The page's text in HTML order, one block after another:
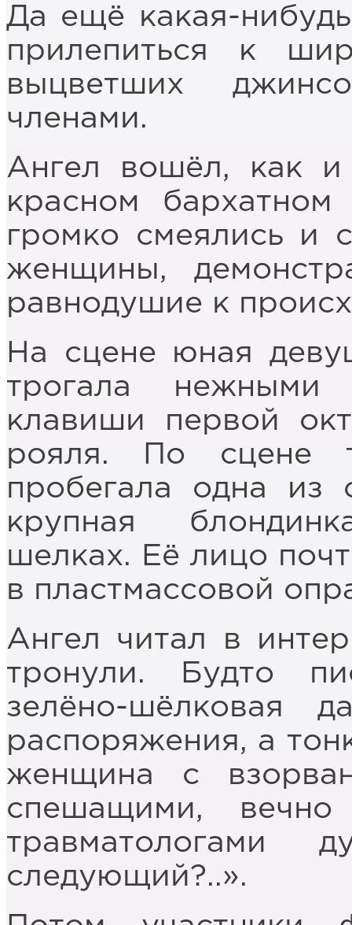
Да ещё какая-
прилепиться к
выцветших
членами.
Ангел вошёл, как
красном
громко смеялись и
женщины,
равнодушие к
На сцене юная
трогала нежными
клавиши первой
рояля. По сцене
пробегала одна из
крупная
шелках. Её лицо
в пластмассовой
Ангел читал в
тронули. Будто
зелёно-шёлковая
распоряжения, а
женщина с
спешащими, вечно
следующий?..».